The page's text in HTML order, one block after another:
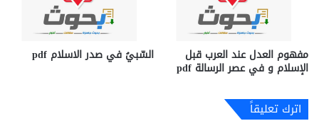
مفهوم العدل عند العرب قبل
الإسلام و في عصر الرسالة pdf
السّبيُ في صدر الاسلام pdf
اترك تعليقاً